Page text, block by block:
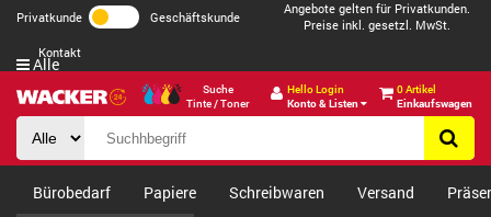
Privatkunde Geschäftskunde
Angebote gelten für Privatkunden.
Preise inkl. gesetzl. MwSt.
Kontakt
Suche
Tinte / Toner
Hello Login
Konto & Listen
0 Artikel
Einkaufswagen
Alle
Bürobedarf Papiere Schreibwaren Versand